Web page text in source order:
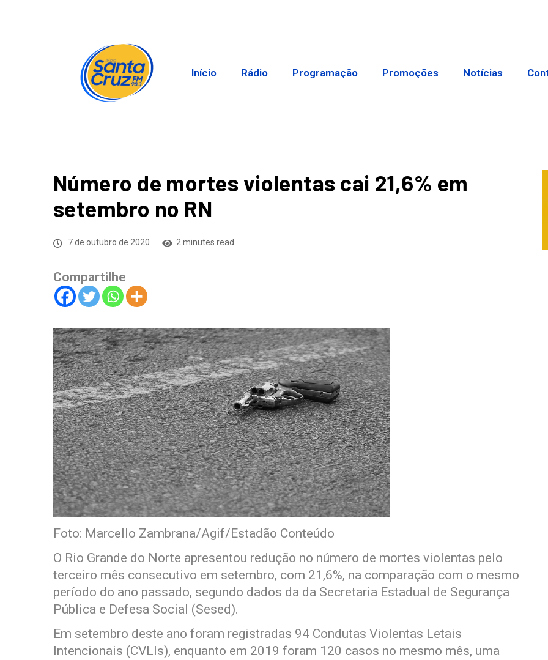
Início Rádio Programação Promoções Notícias
Número de mortes violentas cai 21,6% em
setembro no RN
7 de outubro de 2020 2 minutes read
Compartilhe
Foto: Marcello Zambrana/Agif/Estadão Conteúdo
O Rio Grande do Norte apresentou redução no número de mortes violentas pelo
terceiro mês consecutivo em setembro, com 21,6%, na comparação com o mesmo
período do ano passado, segundo dados da da Secretaria Estadual de Segurança
Pública e Defesa Social (Sesed).
Em setembro deste ano foram registradas 94 Condutas Violentas Letais
Intencionais (CVLIs), enquanto em 2019 foram 120 casos no mesmo mês, uma